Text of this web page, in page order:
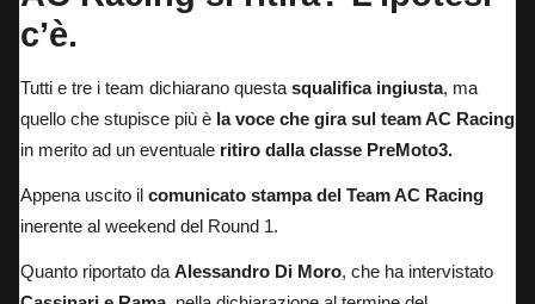
c’è.
Tutti e tre i team dichiarano questa squalifica ingiusta, ma
quello che stupisce più è la voce che gira sul team AC Racing
in merito ad un eventuale ritiro dalla classe PreMoto3.
Appena uscito il comunicato stampa del Team AC Racing
inerente al weekend del Round 1.
Quanto riportato da Alessandro Di Moro, che ha intervistato